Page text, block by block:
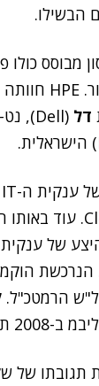
הבשילו.
דל (Dell), נט-אפ,
הרמטכ"ל.
מיליון דולר.
תגובתו של